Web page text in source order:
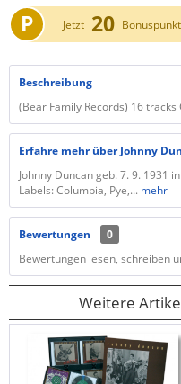
P Jetzt 20
Beschreibung
(Bear Family Records) 16
Erfahre mehr über Johnny
Johnny Duncan geb. 7. 9. 1931
Labels: Columbia, Pye,... mehr
Bewertungen
0
Bewertungen lesen, schreiben
Weitere